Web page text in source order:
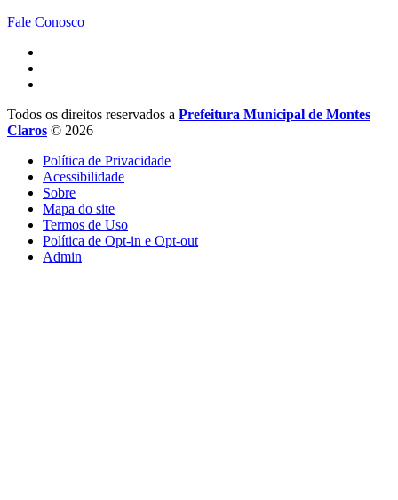
Fale Conosco
Todos os direitos reservados a Prefeitura Municipal de Montes
Claros © 2026
Política de Privacidade
Acessibilidade
Sobre
Mapa do site
Termos de Uso
Política de Opt-in e Opt-out
Admin